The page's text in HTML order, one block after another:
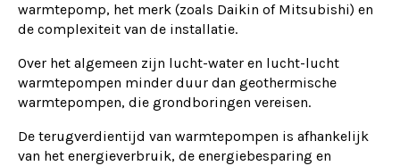
warmtepomp, het merk (zoals Daikin of Mitsubishi) en
de complexiteit van de installatie.
Over het algemeen zijn lucht-water en lucht-lucht
warmtepompen minder duur dan geothermische
warmtepompen, die grondboringen vereisen.
De terugverdientijd van warmtepompen is afhankelijk
van het energieverbruik, de energiebesparing en